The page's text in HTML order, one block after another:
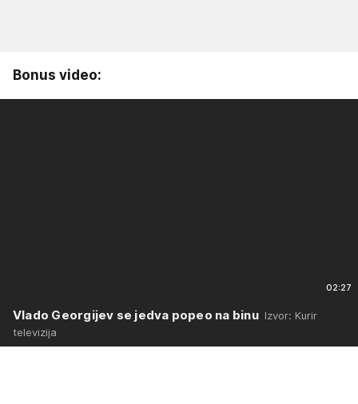
Bonus video:
02:27
Vlado Georgijev se jedva popeo na binuIzvor: Kurir
televizija